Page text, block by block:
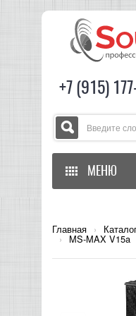
+7 (915)
МЕНЮ
ЗВУКОВОЕ
МИКШЕРЫ
СВЕТОВОЕ
Главная ›
› MS-MAX V15a